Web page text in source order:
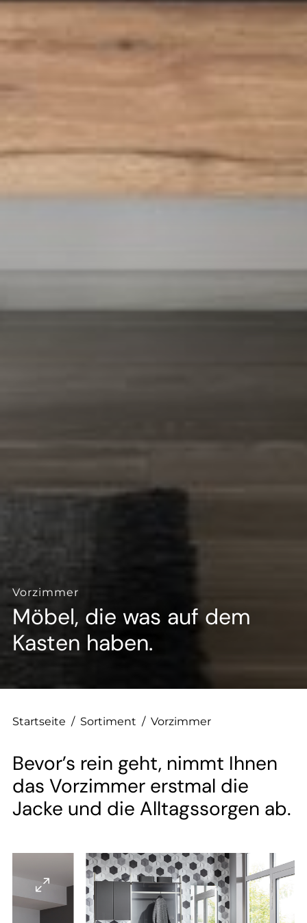
--
--
--
--
Vorzimmer
Möbel, die was auf dem
Kasten haben.
Startseite / Sortiment / Vorzimmer
Bevor’s rein geht, nimmt Ihnen
das Vorzimmer erstmal die
Jacke und die Alltagssorgen ab.